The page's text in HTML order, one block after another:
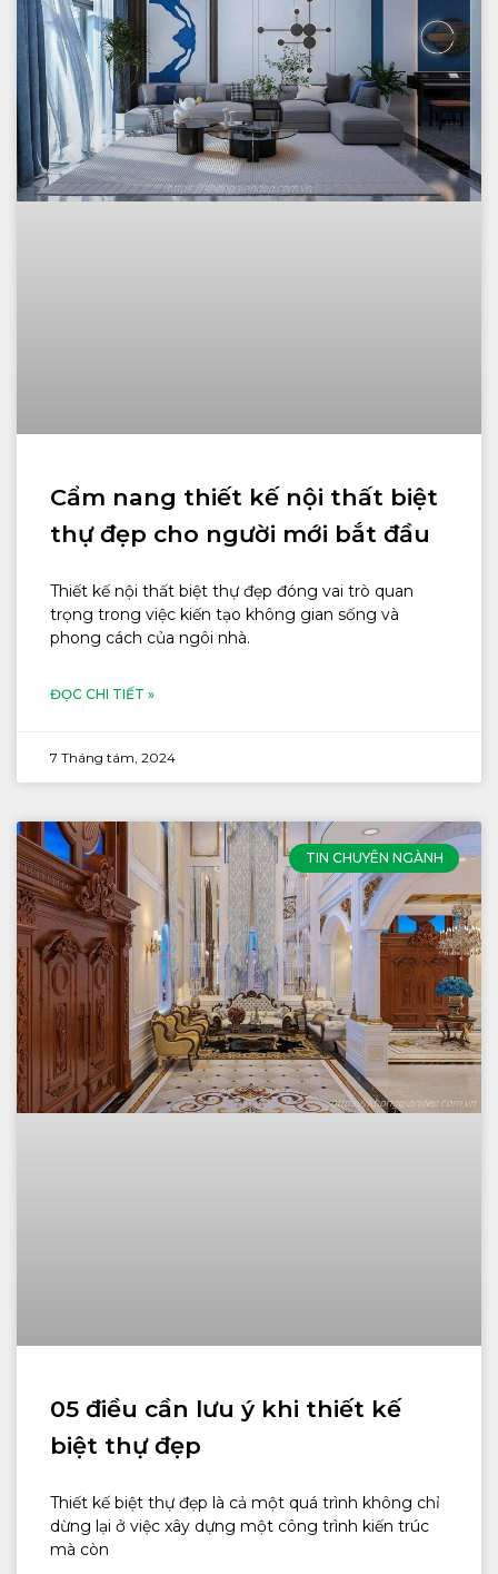
Cẩm nang thiết kế nội thất biệt
thự đẹp cho người mới bắt đầu
Thiết kế nội thất biệt thự đẹp đóng vai trò quan
trọng trong việc kiến tạo không gian sống và
phong cách của ngôi nhà.
ĐỌC CHI TIẾT »
7 Tháng tám, 2024
TIN CHUYÊN NGÀNH
05 điều cần lưu ý khi thiết kế
biệt thự đẹp
Thiết kế biệt thự đẹp là cả một quá trình không chỉ
dừng lại ở việc xây dựng một công trình kiến trúc
mà còn